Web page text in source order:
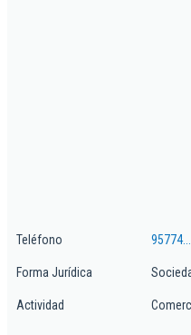
Teléfono 95774...
Forma Jurídica
Actividad